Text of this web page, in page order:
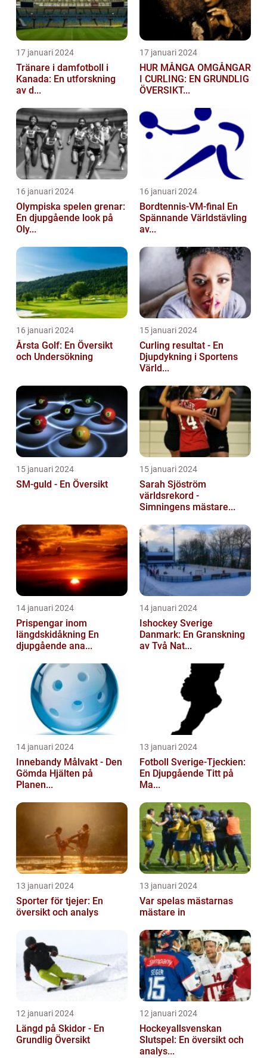
17 januari 2024
Tränare i damfotboll i
Kanada: En utforskning
av d...
17 januari 2024
HUR MÅNGA OMGÅNGAR
I CURLING: EN GRUNDLIG
ÖVERSIKT...
16 januari 2024
Olympiska spelen grenar:
En djupgående look på
Oly...
16 januari 2024
Bordtennis-VM-final En
Spännande Världstävling
av...
16 januari 2024
Årsta Golf: En Översikt
och Undersökning
15 januari 2024
Curling resultat - En
Djupdykning i Sportens
Värld...
15 januari 2024
SM-guld - En Översikt
15 januari 2024
Sarah Sjöström
världsrekord -
Simningens mästare...
14 januari 2024
Prispengar inom
längdskidåkning En
djupgående ana...
14 januari 2024
Ishockey Sverige
Danmark: En Granskning
av Två Nat...
14 januari 2024
Innebandy Målvakt - Den
Gömda Hjälten på
Planen...
13 januari 2024
Fotboll Sverige-Tjeckien:
En Djupgående Titt på
Ma...
13 januari 2024
Sporter för tjejer: En
översikt och analys
13 januari 2024
Var spelas mästarnas
mästare in
12 januari 2024
Längd på Skidor - En
Grundlig Översikt
12 januari 2024
Hockeyallsvenskan
Slutspel: En översikt och
analys...